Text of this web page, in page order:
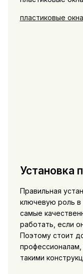
пластиковые
Установка
Правильная
ключевую роль в
самые
работать, если
Поэтому стоит
такими